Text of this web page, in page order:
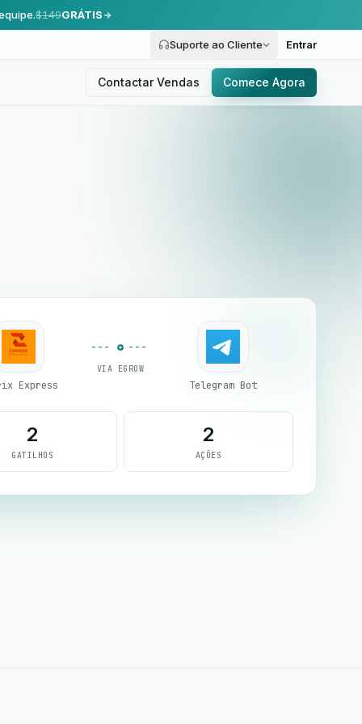
$149GRÁTIS
Suporte ao Cliente Entrar
Contactar Vendas Comece Agora
Express
VIA EGROW
Telegram Bot
2
GATILHOS
2
AÇÕES